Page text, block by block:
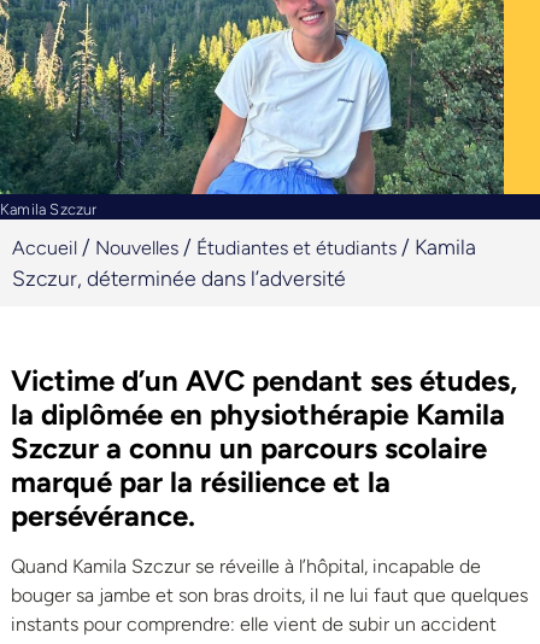
Kamila Szczur
Accueil / Nouvelles / Étudiantes et étudiants / Kamila
Szczur, déterminée dans l’adversité
Victime d’un AVC pendant ses études,
la diplômée en physiothérapie Kamila
Szczur a connu un parcours scolaire
marqué par la résilience et la
persévérance.
Quand Kamila Szczur se réveille à l’hôpital, incapable de
bouger sa jambe et son bras droits, il ne lui faut que quelques
instants pour comprendre: elle vient de subir un accident